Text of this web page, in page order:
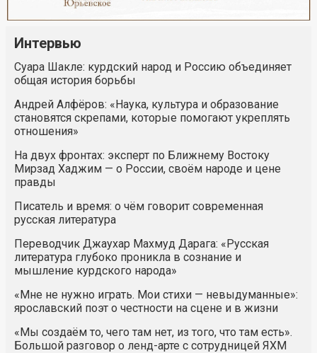
Интервью
Суара Шакле: курдский народ и Россию объединяет
общая история борьбы
Андрей Алфёров: «Наука, культура и образование
становятся скрепами, которые помогают укреплять
отношения»
На двух фронтах: эксперт по Ближнему Востоку
Мирзад Хаджим — о России, своём народе и цене
правды
Писатель и время: о чём говорит современная
русская литература
Переводчик Джаухар Махмуд Дарага: «Русская
литература глубоко проникла в сознание и
мышление курдского народа»
«Мне не нужно играть. Мои стихи — невыдуманные»:
ярославский поэт о честности на сцене и в жизни
«Мы создаём то, чего там нет, из того, что там есть».
Большой разговор о ленд-арте с сотрудницей ЯХМ